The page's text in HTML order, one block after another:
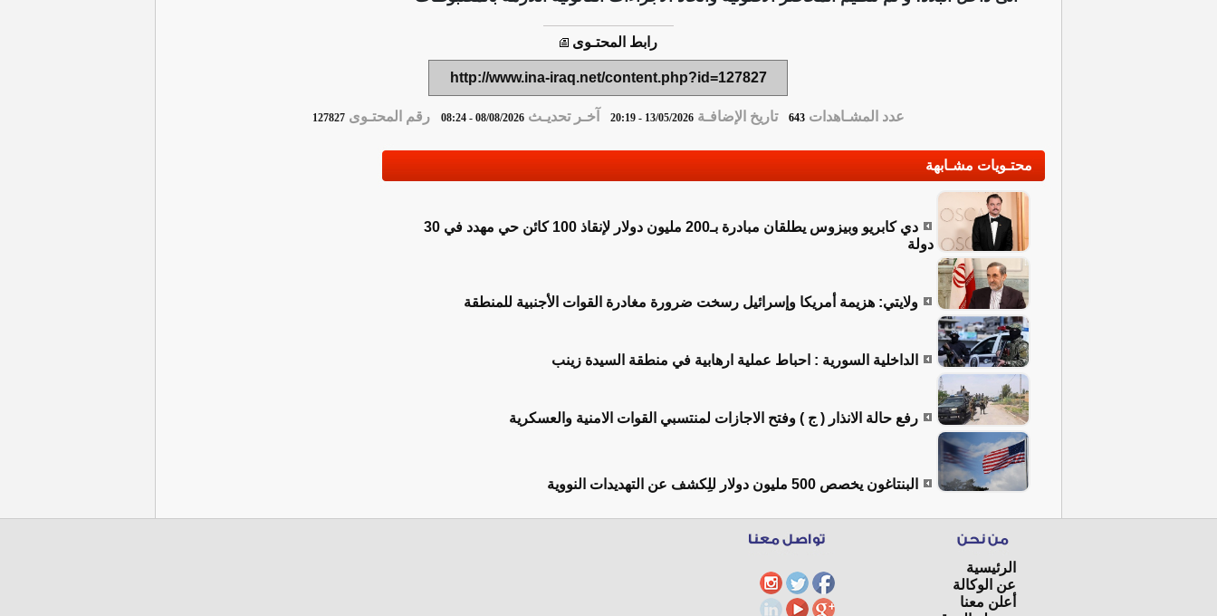
رابط المحتـوى
http://www.ina-iraq.net/content.php?id=127827
عدد المشـاهدات643 تاريخ الإضافـة13/05/2026 - 20:19 آخـر تحديـث08/08/2026 - 08:24 رقم المحتـوى127827
محتـويات مشـابهة
دي كابريو وبيزوس يطلقان مبادرة بـ200 مليون دولار لإنقاذ 100 كائن حي مهدد في 30
دولة
ولايتي: هزيمة أمريكا وإسرائيل رسخت ضرورة مغادرة القوات الأجنبية للمنطقة
الداخلية السورية : احباط عملية ارهابية في منطقة السيدة زينب
رفع حالة الانذار ( ج ) وفتح الاجازات لمنتسبي القوات الامنية والعسكرية
البنتاغون يخصص 500 مليون دولار للِكشف عن التهديدات النووية
الرئيسية
عن الوكالة
أعلن معنا